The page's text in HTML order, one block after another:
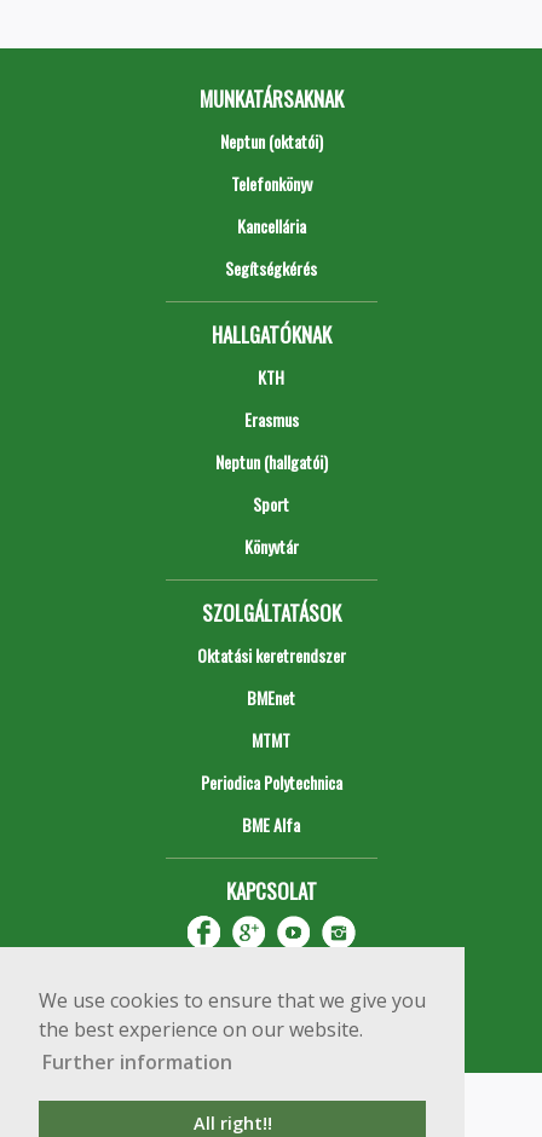
We use cookies to ensure that we give you
the best experience on our website.
Further information
All right!!
MUNKATÁRSAKNAK
Neptun (oktatói)
Telefonkönyv
Kancellária
Segítségkérés
HALLGATÓKNAK
KTH
Erasmus
Neptun (hallgatói)
Sport
Könyvtár
SZOLGÁLTATÁSOK
Oktatási keretrendszer
BMEnet
MTMT
Periodica Polytechnica
BME Alfa
KAPCSOLAT
Copyright © 2020 BME Építőmérnöki Kar